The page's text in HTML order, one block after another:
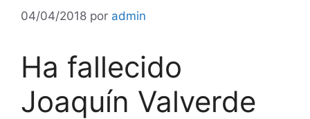
04/04/2018 por admin
Ha fallecido
Joaquín Valverde